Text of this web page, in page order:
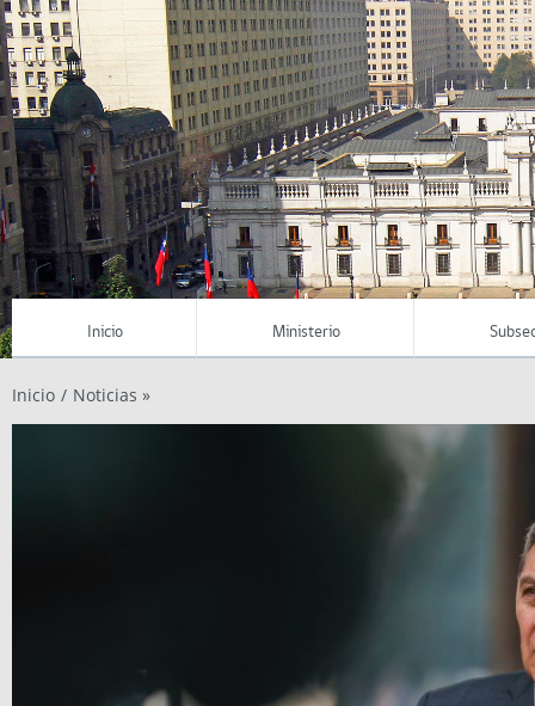
Inicio Ministerio
Inicio / Noticias »